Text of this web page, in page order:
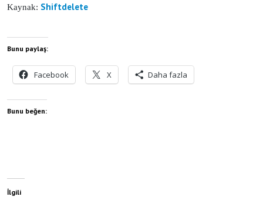
Kaynak: Shiftdelete
Bunu paylaş:
Facebook X Daha fazla
Bunu beğen:
İlgili